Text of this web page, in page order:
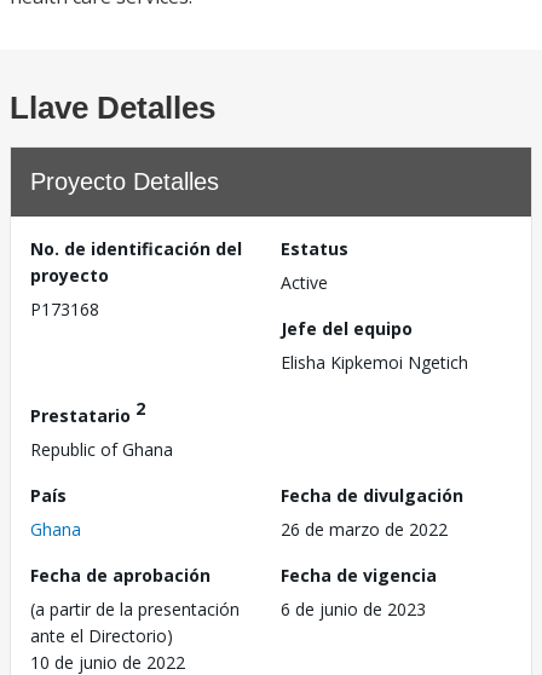
Llave Detalles
Proyecto Detalles
No. de identificación del
proyecto
P173168
Estatus
Active
Jefe del equipo
Elisha Kipkemoi Ngetich
Prestatario 2
Republic of Ghana
País
Ghana
Fecha de divulgación
26 de marzo de 2022
Fecha de aprobación
(a partir de la presentación
ante el Directorio)
10 de junio de 2022
Fecha de vigencia
6 de junio de 2023